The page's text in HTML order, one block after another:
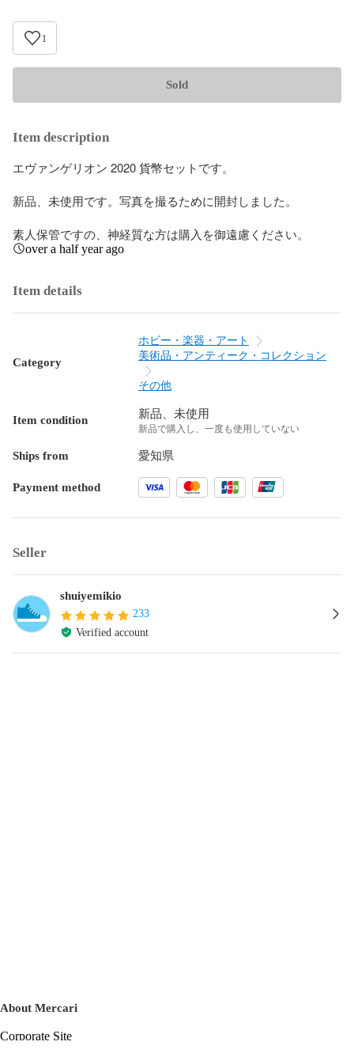
1
Sold
Item description
エヴァンゲリオン 2020 貨幣セットです。
新品、未使用です。写真を撮るために開封しました。
素人保管ですの、神経質な方は購入を御遠慮ください。
over a half year ago
Item details
Category
ホビー・楽器・アート
美術品・アンティーク・コレクション
その他
Item condition 新品、未使用
新品で購入し、一度も使用していない
Ships from 愛知県
Payment method
Seller
shuiyemikio
233
Verified account
About Mercari
Corporate Site